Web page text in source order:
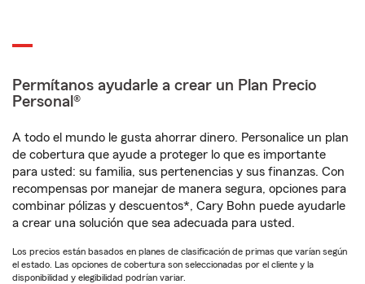
Permítanos ayudarle a crear un Plan Precio
Personal®
A todo el mundo le gusta ahorrar dinero. Personalice un plan
de cobertura que ayude a proteger lo que es importante
para usted: su familia, sus pertenencias y sus finanzas. Con
recompensas por manejar de manera segura, opciones para
combinar pólizas y descuentos*, Cary Bohn puede ayudarle
a crear una solución que sea adecuada para usted.
Los precios están basados en planes de clasificación de primas que varían según
el estado. Las opciones de cobertura son seleccionadas por el cliente y la
disponibilidad y elegibilidad podrían variar.